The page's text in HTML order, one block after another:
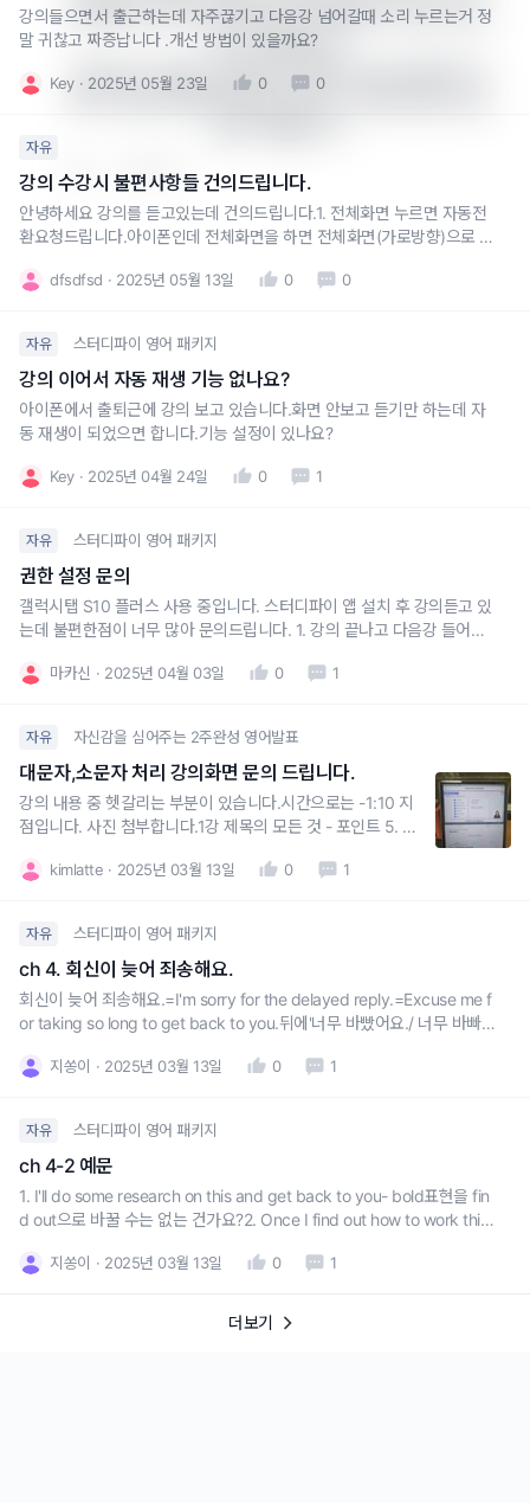
와 같은 공식적인 맥락이므로 더 전문적인 뉘앙스의 rev
ise가 적절합니다.
Situation 12에서 change가 선호된 이유: 일상적인 계
답글 쓰기
강의들으면서 출근하는데 자주끊기고 다음강 넘어갈때 소리 누르는거 정
말 귀찮고 짜증납니다 .개선 방법이 있을까요?
Key 2025년 05월 23일 0 0
자유
강의 수강시 불편사항들 건의드립니다.
안녕하세요 강의를 듣고있는데 건의드립니다.1. 전체화면 누르면 자동전
환요청드립니다.아이폰인데 전체화면을 하면 전체화면(가로방향)으로 나
용자들이 크게 보기위함이라 생각합니다. 가로로 화면설정을 하지 않으면
dfsdfsd 2025년 05월 13일 0 0
자유 스터디파이 영어 패키지
강의 이어서 자동 재생 기능 없나요?
아이폰에서 출퇴근에 강의 보고 있습니다.화면 안보고 듣기만 하는데 자
동 재생이 되었으면 합니다.기능 설정이 있나요?
Key 2025년 04월 24일 0 1
자유 스터디파이 영어 패키지
권한 설정 문의
갤럭시탭 S10 플러스 사용 중입니다. 스터디파이 앱 설치 후 강의듣고 있
는데 불편한점이 너무 많아 문의드립니다. 1. 강의 끝나고 다음강 들어가
는건가요?3. 강의자료 다운 받을려면 권한이 없다고하는데, 권한 설정을
마카신 2025년 04월 03일 0 1
자유 자신감을 심어주는 2주완성 영어발표
대문자,소문자 처리 강의화면 문의 드립니다.
강의 내용 중 헷갈리는 부분이 있습니다.시간으로는 -1:10 지
점입니다. 사진 첨부합니다.1강 제목의 모든 것 - 포인트 5. 동
아래 두 문장의 대문자, 소문자 처리가 통일성이 없는 것 같은
kimlatte 2025년 03월 13일 0 1
자유 스터디파이 영어 패키지
ch 4. 회신이 늦어 죄송해요.
회신이 늦어 죄송해요.=I'm sorry for the delayed reply.=Excuse me f
or taking so long to get back to you.뒤에'너무 바빴어요./ 너무 바빠서
을 알려주시면 감사하겠습니다.
지쏭이 2025년 03월 13일 0 1
자유 스터디파이 영어 패키지
ch 4-2 예문
1. I'll do some research on this and get back to you- bold표현을 fin
d out으로 바꿀 수는 없는 건가요?2. Once I find out how to work this
요?3. [Situation 35] (1
지쏭이 2025년 03월 13일 0 1
더보기